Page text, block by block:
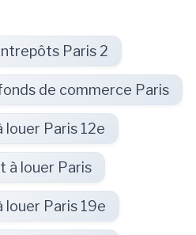
Paris 2
de commerce Paris
louer Paris 12e
à louer Paris
louer Paris 19e